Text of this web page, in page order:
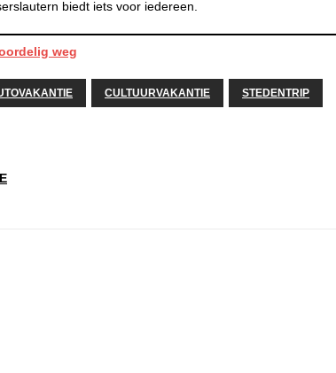
biedt iets voor iedereen.
weg
CULTUURVAKANTIE STEDENTRIP